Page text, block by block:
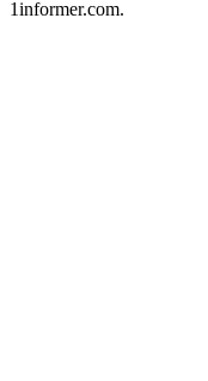
1informer.com.